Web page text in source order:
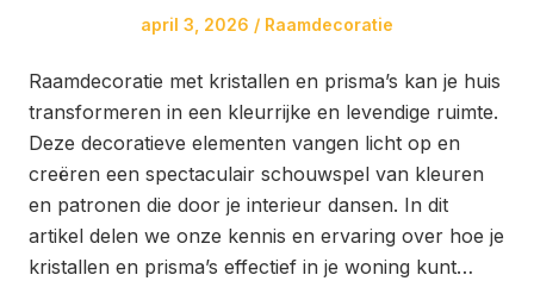
Posted
april 3, 2026
Posted
Raamdecoratie
Raamdecoratie met kristallen en prisma’s kan je huis
transformeren in een kleurrijke en levendige ruimte.
Deze decoratieve elementen vangen licht op en
creëren een spectaculair schouwspel van kleuren
en patronen die door je interieur dansen. In dit
artikel delen we onze kennis en ervaring over hoe je
kristallen en prisma’s effectief in je woning kunt…